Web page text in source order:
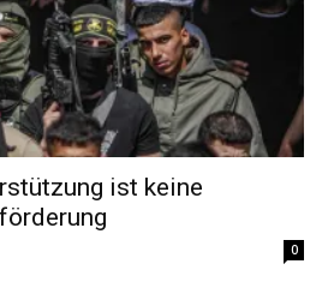
ist keine
0